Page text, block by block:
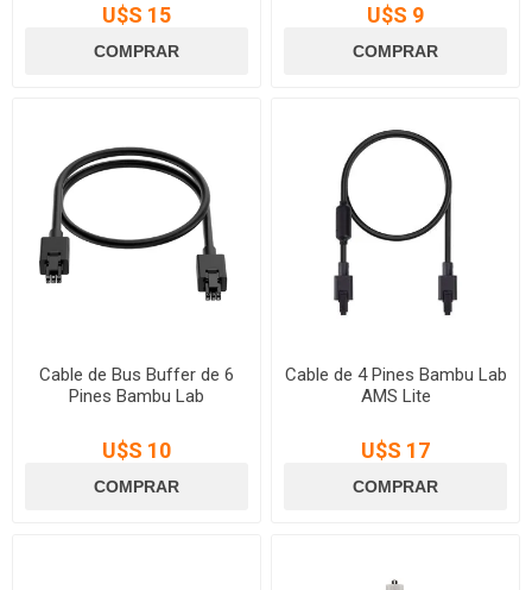
U$S 15 U$S 9
Cable de Bus Buffer de 6
Pines Bambu Lab
U$S 10
Cable de 4 Pines Bambu Lab
AMS Lite
U$S 17